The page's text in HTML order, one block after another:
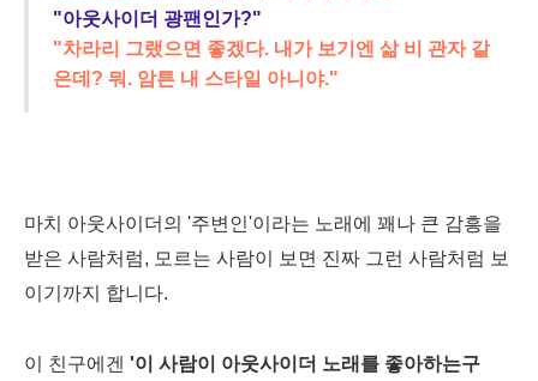
"아웃사이더 광팬인가?"
"차라리 그랬으면 좋겠다. 내가 보기엔 삶 비 관자 같
은데? 뭐. 암튼 내 스타일 아니야."
마치 아웃사이더의 '주변인'이라는 노래에 꽤나 큰 감흥을
받은 사람처럼, 모르는 사람이 보면 진짜 그런 사람처럼 보
이기까지 합니다.
이 친구에겐 '이 사람이 아웃사이더 노래를 좋아하는구